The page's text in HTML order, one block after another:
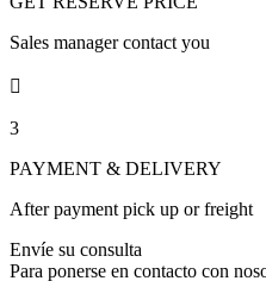
Sales manager contact you

3
PAYMENT & DELIVERY
After payment pick up or freight
Envíe su consulta
Para ponerse en contacto con